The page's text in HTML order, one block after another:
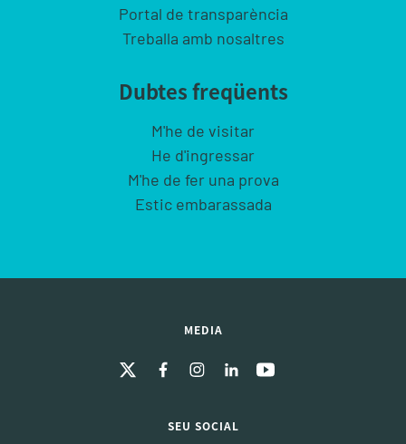
Portal de transparència
Treballa amb nosaltres
Dubtes freqüents
M'he de visitar
He d'ingressar
M'he de fer una prova
Estic embarassada
MEDIA
SEU SOCIAL